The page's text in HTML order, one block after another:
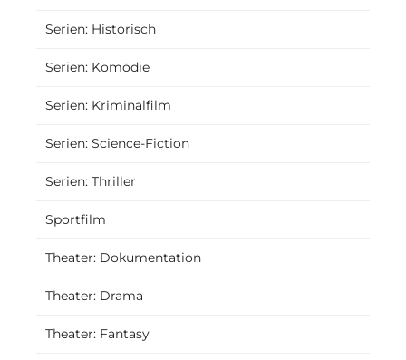
Serien: Historisch
Serien: Komödie
Serien: Kriminalfilm
Serien: Science-Fiction
Serien: Thriller
Sportfilm
Theater: Dokumentation
Theater: Drama
Theater: Fantasy